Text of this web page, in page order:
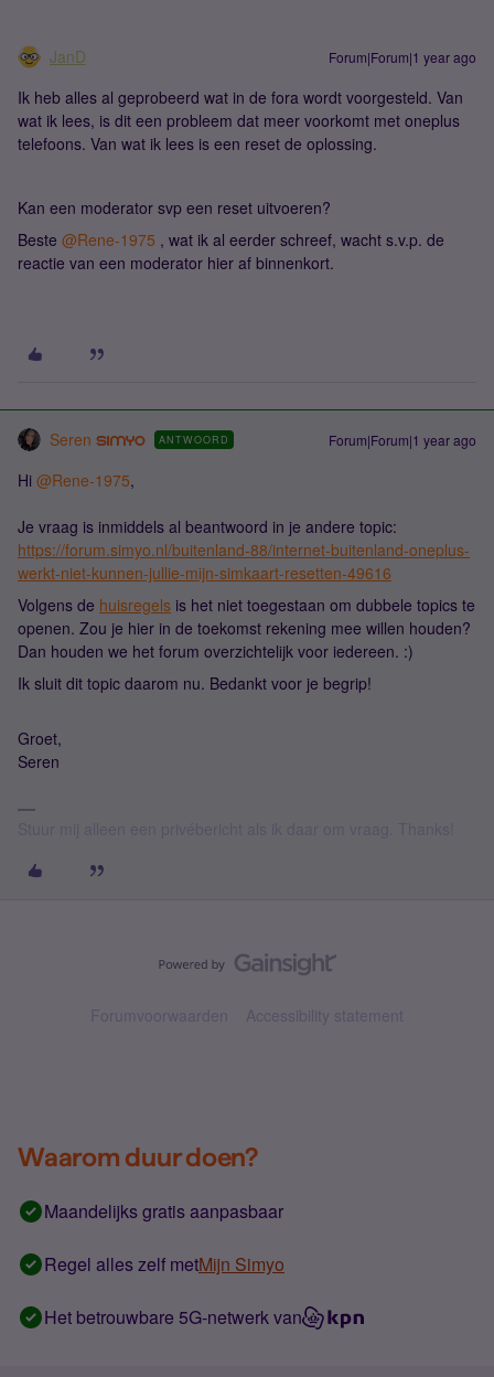
JanD Forum|Forum|1 year ago
Ik heb alles al geprobeerd wat in de fora wordt voorgesteld. Van
wat ik lees, is dit een probleem dat meer voorkomt met oneplus
telefoons. Van wat ik lees is een reset de oplossing.
Kan een moderator svp een reset uitvoeren?
Beste ​ @Rene-1975 , wat ik al eerder schreef, wacht s.v.p. de
reactie van een moderator hier af binnenkort.
Seren ANTWOORD Forum|Forum|1 year ago
Hi ​ @Rene-1975,
Je vraag is inmiddels al beantwoord in je andere topic:
https://forum.simyo.nl/buitenland-88/internet-buitenland-oneplus-
werkt-niet-kunnen-jullie-mijn-simkaart-resetten-49616
Volgens de huisregels is het niet toegestaan om dubbele topics te
openen. Zou je hier in de toekomst rekening mee willen houden?
Dan houden we het forum overzichtelijk voor iedereen. :)
Ik sluit dit topic daarom nu. Bedankt voor je begrip!
Groet,
Seren
Forumvoorwaarden Accessibility statement
Waarom duur doen?
Maandelijks gratis aanpasbaar
Regel alles zelf metMijn Simyo
Het betrouwbare 5G-netwerk van